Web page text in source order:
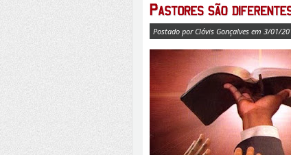
Postado por Clóvis Gonçalves em 3/01/